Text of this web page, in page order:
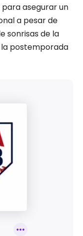
asegurar un
a pesar de
sonrisas de la
la postemporada